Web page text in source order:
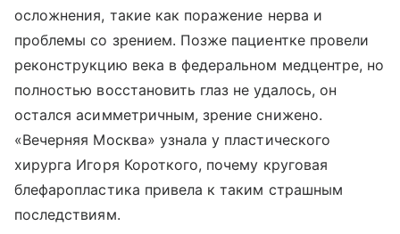
осложнения, такие как поражение нерва и
проблемы со зрением. Позже пациентке провели
реконструкцию века в федеральном медцентре, но
полностью восстановить глаз не удалось, он
остался асимметричным, зрение снижено.
«Вечерняя Москва» узнала у пластического
хирурга Игоря Короткого, почему круговая
блефаропластика привела к таким страшным
последствиям.